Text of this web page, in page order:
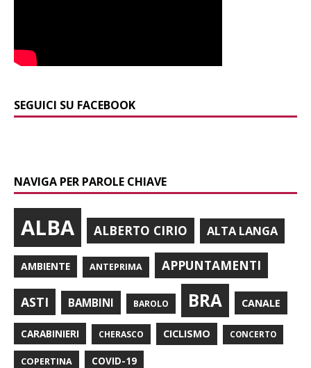
SEGUICI SU FACEBOOK
NAVIGA PER PAROLE CHIAVE
ALBA ALBERTO CIRIO ALTA LANGA
AMBIENTE ANTEPRIMA APPUNTAMENTI
ASTI BAMBINI BAROLO BRA CANALE
CARABINIERI CHERASCO CICLISMO CONCERTO
COPERTINA COVID-19